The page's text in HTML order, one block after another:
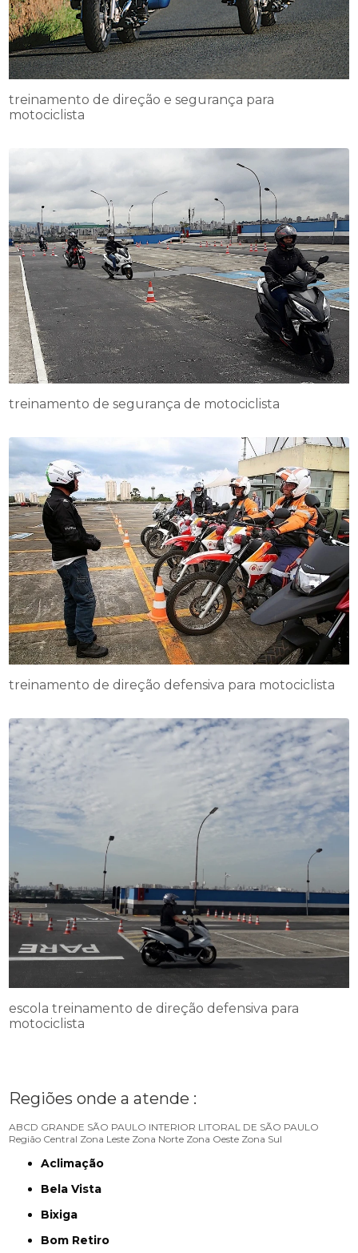
treinamento de direção e segurança para
motociclista
treinamento de segurança de motociclista
treinamento de direção defensiva para motociclista
escola treinamento de direção defensiva para
motociclista
Regiões onde a atende :
ABCD GRANDE SÃO PAULO INTERIOR LITORAL DE SÃO PAULO
Região Central Zona Leste Zona Norte Zona Oeste Zona Sul
Aclimação
Bela Vista
Bixiga
Bom Retiro